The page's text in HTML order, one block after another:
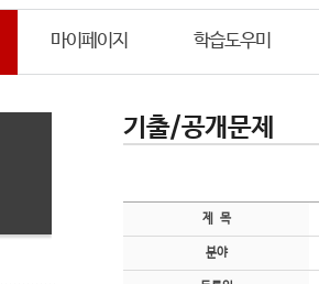
마이페이지 학습도우미
기출/공개문제
제 목
분야